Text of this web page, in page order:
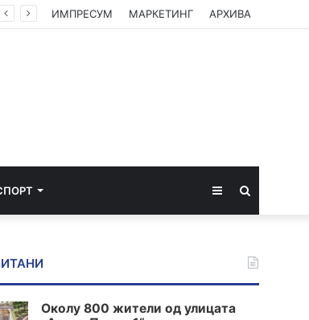
ИМПРЕСУМ МАРКЕТИНГ АРХИВА
Sidebar
Околу 800 жители од улицата